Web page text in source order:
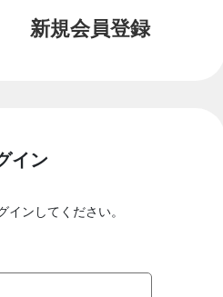
新規会員登録
イン
インしてください。